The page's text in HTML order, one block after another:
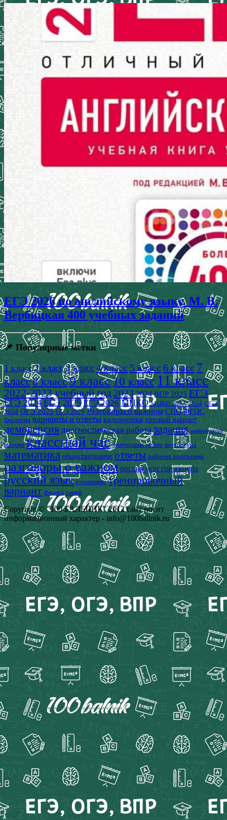
ЕГЭ 2026 по английскому языку. М. В.
Вербицкая 400 учебных заданий
📌 Популярные метки
1 класс 2 класс3 класс4 класс 5 класс 6 класс 7
класс8 класс9 класс10 класс 11 класс
2022-2023 учебный год 2023 2024 ВПР 2025 ЕГЭ
ЕГЭ 2024 ЕГЭ 2025 ЕГЭ 2026 МЦКО МЦКО 2023-2024 ОГЭ
2024 ОГЭ 2025 ОГЭ 2026 Разговоры о важном СПО ФГОС
биология варианты и ответы видеоролики готовый вариант
демоверсия диагностическая работа задания информатика
история классный час контрольная работа литература
математика обществознание ответы рабочая программа
разговоры о важном россия мои горизонты
русский язык сочинение тренировочный
вариант физика химия
Copyright © "100 БАЛЬНИК" 2012 сайт носит
информационный характер - info@100ballnik.ru